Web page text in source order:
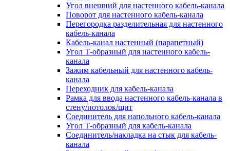
Угол внешний для настенного кабель-канала
Поворот для настенного кабель-канала
Перегородка разделительная для настенного
кабель-канала
Кабель-канал настенный (парапетный)
Угол Т-образный для настенного кабель-
канала
Зажим кабельный для настенного кабель-
канала
Переходник для кабель-канала
Рамка для ввода настенного кабель-канала в
стену/потолок/щит
Соединитель для напольного кабель-канала
Угол Т-образный для кабель-канала
Соединитель/накладка на стык для кабель-
канала